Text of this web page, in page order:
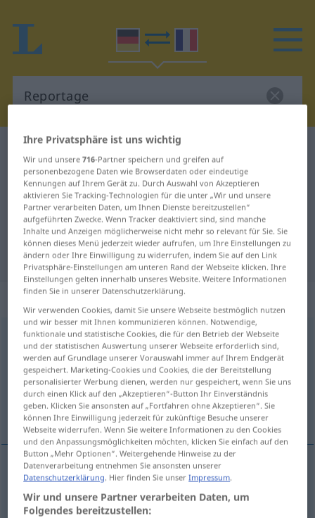
Deutsch-Französisch Wörterbuch
Deutsch-Französisch Übersetzung
für "Reportage"
"Reportage" Französisch
Übersetzung
„Reportage“: Femininum
Reportage [repɔrˈtaːʒə]f <Reportage;Reportagen>
Übersicht aller Übersetzungen
(Für mehr Details die Übersetzung anklicken/antippen)
reportage
reportagem Reportage
Ihre Privatsphäre ist uns wichtig
Wir und unsere716-Partner speichern und greifen auf
personenbezogene Daten wie Browserdaten oder eindeutige
Kennungen auf Ihrem Gerät zu. Durch Auswahl von Akzeptieren
aktivieren Sie Tracking-Technologien für die unter „Wir und unsere
Partner verarbeiten Daten, um Ihnen Dienste bereitzustellen“
aufgeführten Zwecke. Wenn Tracker deaktiviert sind, sind manche
Inhalte und Anzeigen möglicherweise nicht mehr so relevant für Sie. Sie
können dieses Menü jederzeit wieder aufrufen, um Ihre Einstellungen zu
ändern oder Ihre Einwilligung zu widerrufen, indem Sie auf den Link
Privatsphäre-Einstellungen am unteren Rand der Webseite klicken. Ihre
Einstellungen gelten innerhalb unseres Website. Weitere Informationen
finden Sie in unserer Datenschutzerklärung.
Wir verwenden Cookies, damit Sie unsere Webseite bestmöglich nutzen
und wir besser mit Ihnen kommunizieren können. Notwendige,
funktionale und statistische Cookies, die für den Betrieb der Webseite
und der statistischen Auswertung unserer Webseite erforderlich sind,
werden auf Grundlage unserer Vorauswahl immer auf Ihrem Endgerät
gespeichert. Marketing-Cookies und Cookies, die der Bereitstellung
personalisierter Werbung dienen, werden nur gespeichert, wenn Sie uns
durch einen Klick auf den „Akzeptieren“-Button Ihr Einverständnis
geben. Klicken Sie ansonsten auf „Fortfahren ohne Akzeptieren“. Sie
können Ihre Einwilligung jederzeit für zukünftige Besuche unserer
Webseite widerrufen. Wenn Sie weitere Informationen zu den Cookies
und den Anpassungsmöglichkeiten möchten, klicken Sie einfach auf den
Button „Mehr Optionen“. Weitergehende Hinweise zu der
Datenverarbeitung entnehmen Sie ansonsten unserer
Datenschutzerklärung. Hier finden Sie unserImpressum.
Wir und unsere Partner verarbeiten Daten, um
Folgendes bereitzustellen: